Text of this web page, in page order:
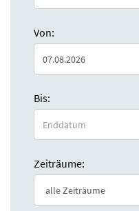
Von:
Bis:
Zeiträume: